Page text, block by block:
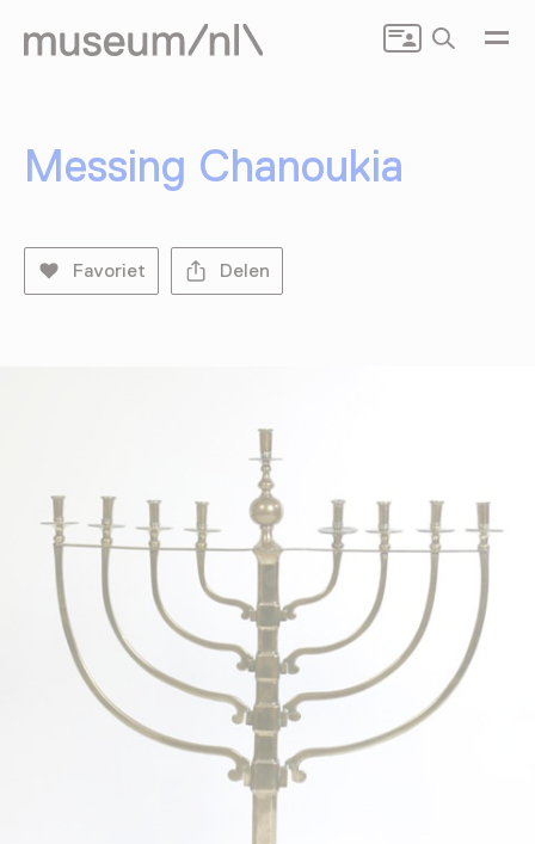
Zoeken
Messing Chanoukia
Favoriet Delen